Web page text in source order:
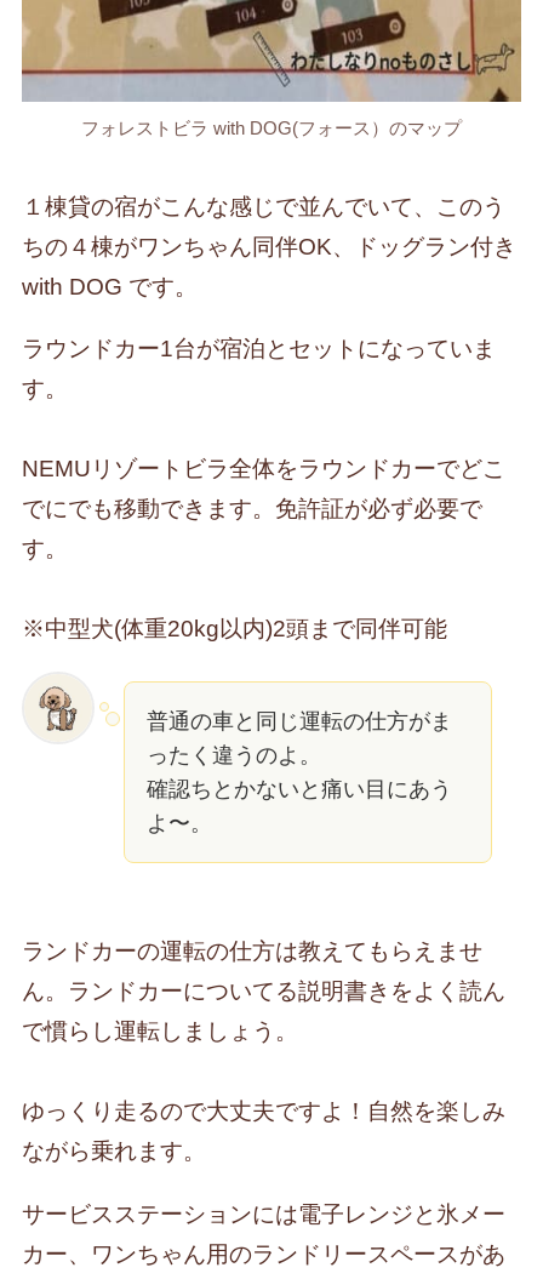
フォレストビラ with DOG(フォース）のマップ
１棟貸の宿がこんな感じで並んでいて、このう
ちの４棟がワンちゃん同伴OK、ドッグラン付き
with DOG です。
ラウンドカー1台が宿泊とセットになっていま
す。
NEMUリゾートビラ全体をラウンドカーでどこ
でにでも移動できます。 免許証が必ず必要で
す。
※中型犬(体重20kg以内)2頭まで同伴可能
普通の車と同じ運転の仕方がま
ったく違うのよ。
確認ちとかないと痛い目にあう
よ〜。
ランドカーの運転の仕方は教えてもらえませ
ん。ランドカーについてる説明書きをよく読ん
で慣らし運転しましょう。
ゆっくり走るので大丈夫ですよ！自然を楽しみ
ながら乗れます。
サービスステーションには電子レンジと氷メー
カー、ワンちゃん用のランドリースペースがあ